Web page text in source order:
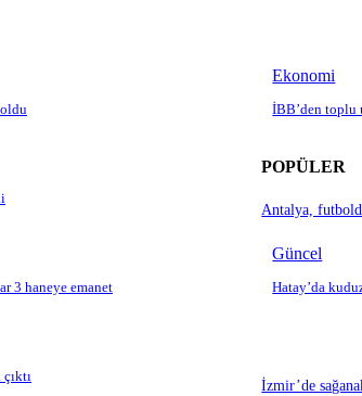
Ekonomi
İBB’den toplu
3 haneye emanet
Güncel
Hatay’da
POPÜLER
Antalya,
İzmir’de